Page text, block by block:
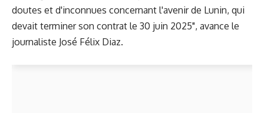
doutes et d'inconnues concernant l'avenir de Lunin, qui
devait terminer son contrat le 30 juin 2025", avance le
journaliste José Félix Diaz.